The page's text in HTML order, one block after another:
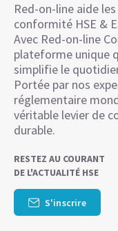
Red-on-line aide
conformité HSE &
Avec Red-on-line
plateforme unique
simplifie le
Portée par nos
réglementaire
véritable levier de
durable.
RESTEZ AU COURANT
DE L'ACTUALITÉ HSE
S'inscrire